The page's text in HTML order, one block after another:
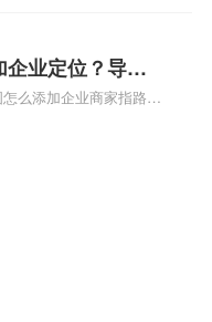
业定位？导航
么添加企业商家指路人
名称、地图怎么添加企